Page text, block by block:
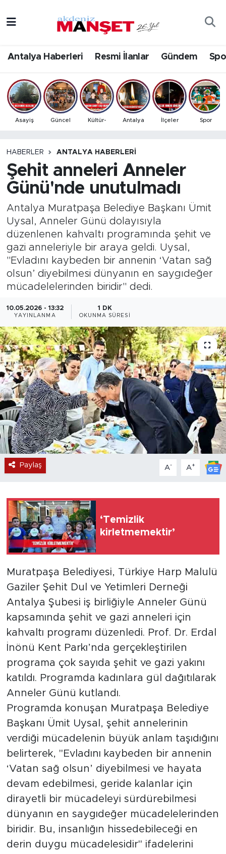
Antalya Haberleri Resmi İlanlar Gündem
Asayiş Güncel Kültür- Antalya İlçeler Spor
HABERLER ANTALYA HABERLERI
Şehit anneleri Anneler
Günü'nde unutulmadı
Antalya Muratpaşa Belediye Başkanı Ümit
Uysal, Anneler Günü dolayısıyla
düzenlenen kahvaltı programında şehit ve
gazi anneleriyle bir araya geldi. Uysal,
"Evladını kaybeden bir annenin ‘Vatan sağ
olsun’ diyebilmesi dünyanın en saygıdeğer
mücadelelerinden biridir" dedi.
10.05.2026 - 13:32
YAYINLANMA
1 DK
OKUNMA SÜRESI
Paylaş A- A+
‘Temizlik
kirletmemektir’
Muratpaşa Belediyesi, Türkiye Harp Malulü
Gaziler Şehit Dul ve Yetimleri Derneği
Antalya Şubesi iş birliğiyle Anneler Günü
kapsamında şehit ve gazi anneleri için
kahvaltı programı düzenledi. Prof. Dr. Erdal
İnönü Kent Parkı’nda gerçekleştirilen
programa çok sayıda şehit ve gazi yakını
katıldı. Programda kadınlara gül dağıtılarak
Anneler Günü kutlandı.
Programda konuşan Muratpaşa Belediye
Başkanı Ümit Uysal, şehit annelerinin
verdiği mücadelenin büyük anlam taşıdığını
belirterek, "Evladını kaybeden bir annenin
‘Vatan sağ olsun’ diyebilmesi ve hayata
devam edebilmesi, geride kalanlar için
dirayetli bir mücadeleyi sürdürebilmesi
dünyanın en saygıdeğer mücadelelerinden
biridir. Bu, insanlığın hissedebileceği en
derin duygu mücadelesidir" ifadelerini
Bilim & Teknoloji
Eğitim
Ekonomi
Gündem
İlçeler
Kültür- Sanat
Magazin
Özel Haber
Resmi İlanlar
Sağlık
Spor
Turizm
Antalya Hava Durumu
Antalya Namaz Vakitleri
Antalya Trafik Yoğunluk Haritası
Tüm Manşetler
Son Dakika Haberleri
Haber Arşivi